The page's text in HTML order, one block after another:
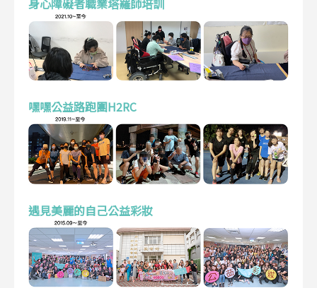
身心障礙者職業塔羅師培訓
嘿嘿公益路跑團H2RC
遇見美麗的自己公益彩妝